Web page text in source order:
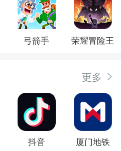
弓箭手 荣耀冒险王
更多
抖音 厦门地铁